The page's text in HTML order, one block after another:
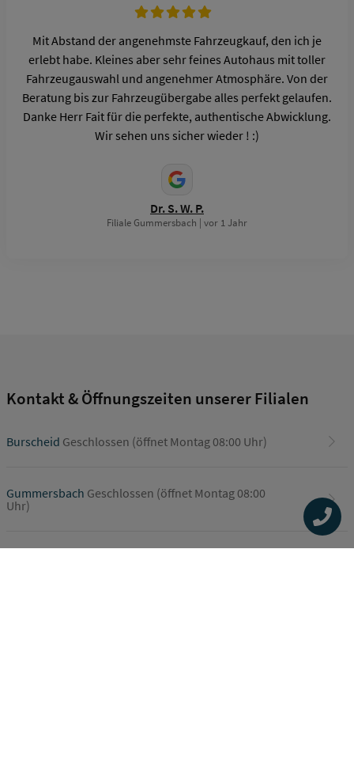
Mit Abstand der angenehmste Fahrzeugkauf, den ich je
erlebt habe. Kleines aber sehr feines Autohaus mit toller
Fahrzeugauswahl und angenehmer Atmosphäre. Von der
Beratung bis zur Fahrzeugübergabe alles perfekt gelaufen.
Danke Herr Fait für die perfekte, authentische Abwicklung.
Wir sehen uns sicher wieder ! :)
Dr. S. W. P.
Filiale Gummersbach | vor 1 Jahr
Kontakt & Öffnungszeiten unserer Filialen
Burscheid Geschlossen (öffnet Montag 08:00 Uhr)
Gummersbach Geschlossen (öffnet Montag 08:00
Uhr)